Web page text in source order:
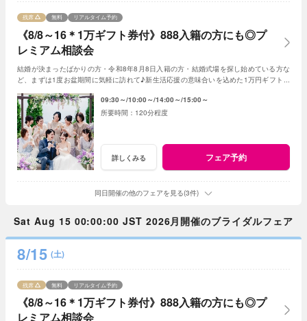
《8/8～16＊1万ギフト券付》888入籍の方にも◎プ
レミアム相談会
残席 無料 リアルタイム予約
結婚が決まったばかりの方・令和8年8月8日入籍の方・結婚式場を探し始めている方な
ど、まずは1度お盆期間に気軽に訪れて♪新生活応援の意味合いを込めた1万円ギフト券
09:30～ 10:00～ 14:00～ 15:00～
120分程度
詳しくみる フェア予約
同日開催の他のフェアを見る(3件)
Sat Aug 15 00:00:00 JST 2026月開催のブライダルフェア
8/15 (土)
《8/8～16＊1万ギフト券付》888入籍の方にも◎プ
レミアム相談会
残席 無料 リアルタイム予約